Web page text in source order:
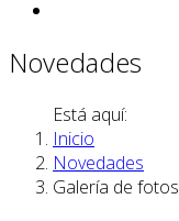
Novedades
Está aquí:
Inicio
Novedades
Galería de fotos